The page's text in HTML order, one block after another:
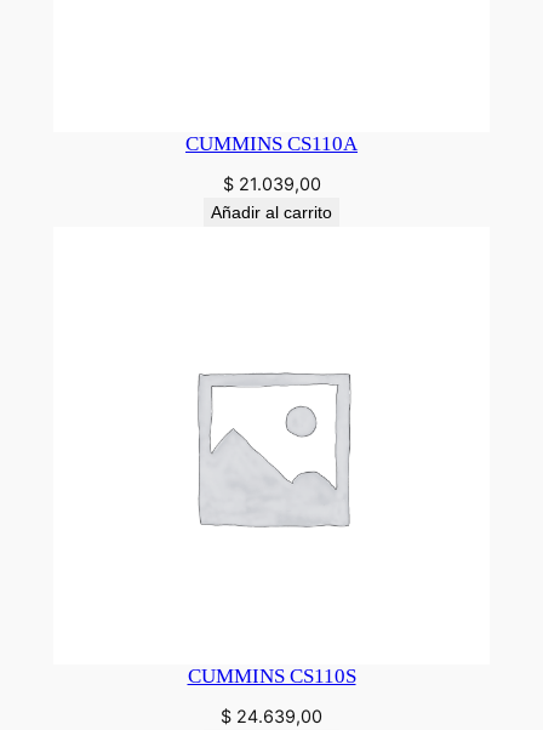
CUMMINS CS110A
$21.039,00
Añadir al carrito
CUMMINS CS110S
$ 24.639,00